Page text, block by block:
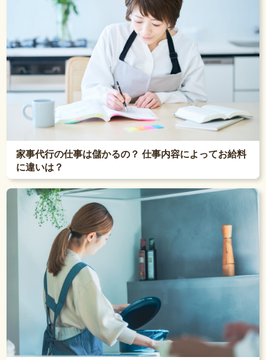
家事代行の仕事は儲かるの？ 仕事内容によってお給料
に違いは？